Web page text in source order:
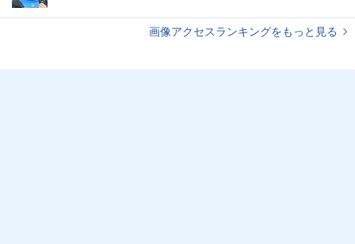
画像アクセスランキングをもっと見る